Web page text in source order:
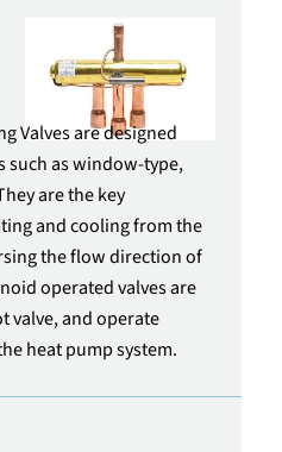
Valves are designed
as window-type,
are the key
and cooling from the
the flow direction of
operated valves are
valve, and operate
heat pump system.